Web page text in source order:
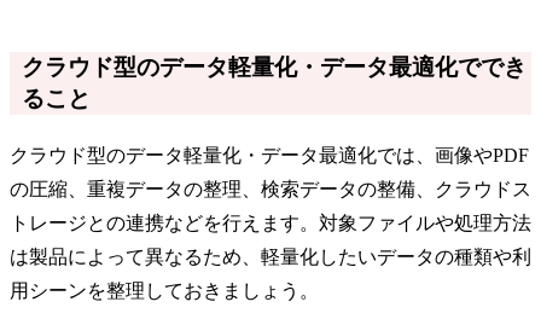
クラウド型のデータ軽量化・データ最適化ででき
ること
クラウド型のデータ軽量化・データ最適化では、画像やPDF
の圧縮、重複データの整理、検索データの整備、クラウドス
トレージとの連携などを行えます。対象ファイルや処理方法
は製品によって異なるため、軽量化したいデータの種類や利
用シーンを整理しておきましょう。